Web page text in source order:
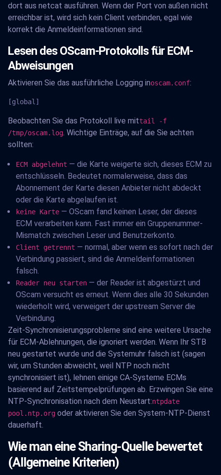
dort aus netcat ausführen. Wenn der Port von außen nicht
erreichbar ist, wird sich kein Client verbinden, egal wie
korrekt die Anmeldeinformationen sind.
Lesen des OScam-Protokolls für ECM-
Abweisungen
Aktivieren Sie das ausführliche Logging inoscam.conf:
[global]
Beobachten Sie das Protokoll live mittail -f
/tmp/oscam.log. Wichtige Einträge, auf die Sie achten
sollten:
ECM abgelehnt — die Karte weigerte sich, dieses ECM zu
entschlüsseln. Bedeutet normalerweise, dass das
Abonnement der Karte diesen Anbieter nicht abdeckt
oder die Karte abgelaufen ist.
keine Karte — OScam fand keinen Leser, der dieses
ECM verarbeiten kann. Fast immer ein Gruppenummer-
Mismatch zwischen Leser und Benutzerkonto.
Client getrennt — normal, aber wenn es sofort nach der
Verbindung passiert, sind die Anmeldeinformationen
falsch.
Reader neu starten — der Reader ist abgestürzt und
OScam versucht es erneut. Wenn dies alle 30 Sekunden
wiederholt wird, verweigert der upstream Server die
Verbindung.
Zeit-Synchronisierungsprobleme sind eine weitere Ursache
für ECM-Ablehnungen, die ignoriert werden. Wenn Ihr STB
neu gestartet wurde und die Systemuhr falsch ist (sagen
wir, um Stunden abweicht, weil NTP noch nicht
synchronisiert ist), lehnen einige CA-Systeme ECMs
basierend auf Zeitstempelprüfungen ab. Erzwingen Sie eine
NTP-Synchronisation nach dem Neustart:ntpdate
pool.ntp.org oder aktivieren Sie den System-NTP-Dienst
dauerhaft.
Wie man eine Sharing-Quelle bewertet
(Allgemeine Kriterien)